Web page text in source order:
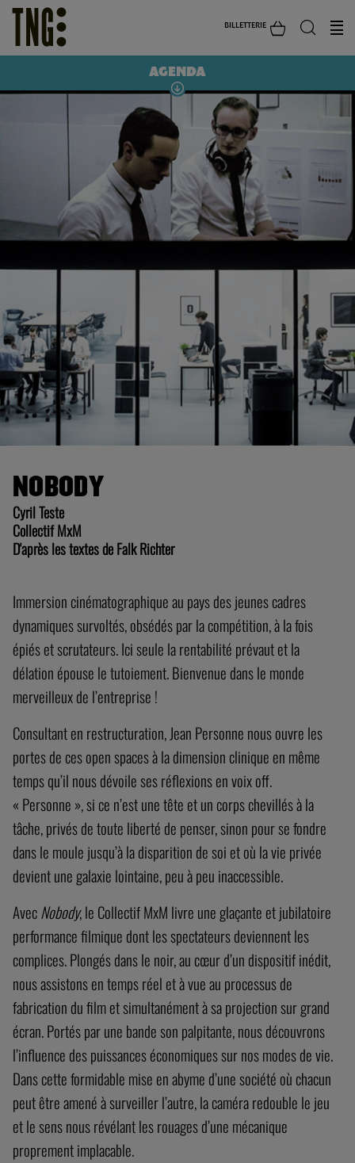
BILLETTERIE
AGENDA
NOBODY
Cyril Teste
Collectif MxM
D'après les textes de Falk Richter
Immersion cinématographique au pays des jeunes cadres
dynamiques survoltés, obsédés par la compétition, à la fois
épiés et scrutateurs. Ici seule la rentabilité prévaut et la
délation épouse le tutoiement. Bienvenue dans le monde
merveilleux de l’entreprise !
Consultant en restructuration, Jean Personne nous ouvre les
portes de ces open spaces à la dimension clinique en même
temps qu’il nous dévoile ses réflexions en voix off.
« Personne », si ce n’est une tête et un corps chevillés à la
tâche, privés de toute liberté de penser, sinon pour se fondre
dans le moule jusqu’à la disparition de soi et où la vie privée
devient une galaxie lointaine, peu à peu inaccessible.
AvecNobody, le Collectif MxM livre une glaçante et jubilatoire
performance filmique dont les spectateurs deviennent les
complices. Plongés dans le noir, au cœur d’un dispositif inédit,
nous assistons en temps réel et à vue au processus de
fabrication du film et simultanément à sa projection sur grand
écran. Portés par une bande son palpitante, nous découvrons
l’influence des puissances économiques sur nos modes de vie.
Dans cette formidable mise en abyme d’une société où chacun
peut être amené à surveiller l’autre, la caméra redouble le jeu
et le sens nous révélant les rouages d’une mécanique
proprement implacable.